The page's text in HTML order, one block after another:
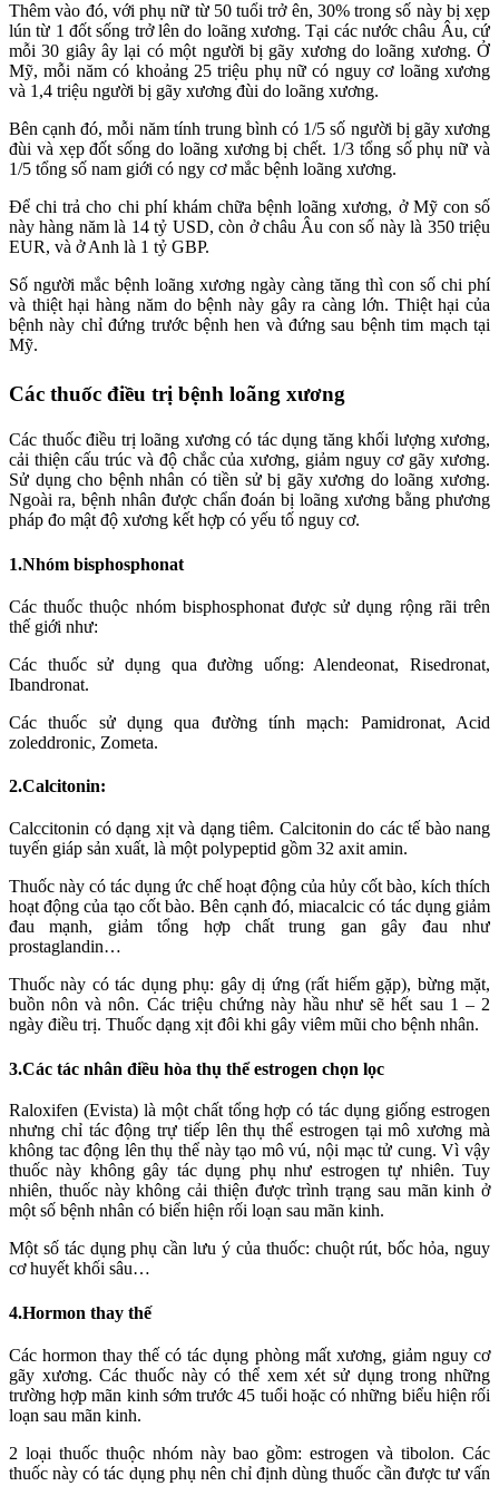
Thêm vào đó, với phụ nữ từ 50 tuổi trở ên, 30% trong số này bị xẹp
lún từ 1 đốt sống trở lên do loãng xương. Tại các nước châu Âu, cứ
mỗi 30 giây ây lại có một người bị gãy xương do loãng xương. Ở
Mỹ, mỗi năm có khoảng 25 triệu phụ nữ có nguy cơ loãng xương
và 1,4 triệu người bị gãy xương đùi do loãng xương.
Bên cạnh đó, mỗi năm tính trung bình có 1/5 số người bị gãy xương
đùi và xẹp đốt sống do loãng xương bị chết. 1/3 tổng số phụ nữ và
1/5 tổng số nam giới có ngy cơ mắc bệnh loãng xương.
Để chi trả cho chi phí khám chữa bệnh loãng xương, ở Mỹ con số
này hàng năm là 14 tỷ USD, còn ở châu Âu con số này là 350 triệu
EUR, và ở Anh là 1 tỷ GBP.
Số người mắc bệnh loãng xương ngày càng tăng thì con số chi phí
và thiệt hại hàng năm do bệnh này gây ra càng lớn. Thiệt hại của
bệnh này chỉ đứng trước bệnh hen và đứng sau bệnh tim mạch tại
Mỹ.
Các thuốc điều trị bệnh loãng xương
Các thuốc điều trị loãng xương có tác dụng tăng khối lượng xương,
cải thiện cấu trúc và độ chắc của xương, giảm nguy cơ gãy xương.
Sử dụng cho bệnh nhân có tiền sử bị gãy xương do loãng xương.
Ngoài ra, bệnh nhân được chẩn đoán bị loãng xương bằng phương
pháp đo mật độ xương kết hợp có yếu tố nguy cơ.
1.Nhóm bisphosphonat
Các thuốc thuộc nhóm bisphosphonat được sử dụng rộng rãi trên
thế giới như:
Các thuốc sử dụng qua đường uống: Alendeonat, Risedronat,
Ibandronat.
Các thuốc sử dụng qua đường tính mạch: Pamidronat, Acid
zoleddronic, Zometa.
2.Calcitonin:
Calccitonin có dạng xịt và dạng tiêm. Calcitonin do các tế bào nang
tuyến giáp sản xuất, là một polypeptid gồm 32 axit amin.
Thuốc này có tác dụng ức chế hoạt động của hủy cốt bào, kích thích
hoạt động của tạo cốt bào. Bên cạnh đó, miacalcic có tác dụng giảm
đau mạnh, giảm tổng hợp chất trung gan gây đau như
prostaglandin…
Thuốc này có tác dụng phụ: gây dị ứng (rất hiếm gặp), bừng mặt,
buồn nôn và nôn. Các triệu chứng này hầu như sẽ hết sau 1 – 2
ngày điều trị. Thuốc dạng xịt đôi khi gây viêm mũi cho bệnh nhân.
3.Các tác nhân điều hòa thụ thể estrogen chọn lọc
Raloxifen (Evista) là một chất tổng hợp có tác dụng giống estrogen
nhưng chỉ tác động trự tiếp lên thụ thể estrogen tại mô xương mà
không tac động lên thụ thể này tạo mô vú, nội mạc tử cung. Vì vậy
thuốc này không gây tác dụng phụ như estrogen tự nhiên. Tuy
nhiên, thuốc này không cải thiện được trình trạng sau mãn kinh ở
một số bệnh nhân có biển hiện rối loạn sau mãn kinh.
Một số tác dụng phụ cần lưu ý của thuốc: chuột rút, bốc hỏa, nguy
cơ huyết khối sâu…
4.Hormon thay thế
Các hormon thay thế có tác dụng phòng mất xương, giảm nguy cơ
gãy xương. Các thuốc này có thể xem xét sử dụng trong những
trường hợp mãn kinh sớm trước 45 tuổi hoặc có những biểu hiện rối
loạn sau mãn kinh.
2 loại thuốc thuộc nhóm này bao gồm: estrogen và tibolon. Các
thuốc này có tác dụng phụ nên chỉ định dùng thuốc cần được tư vấn